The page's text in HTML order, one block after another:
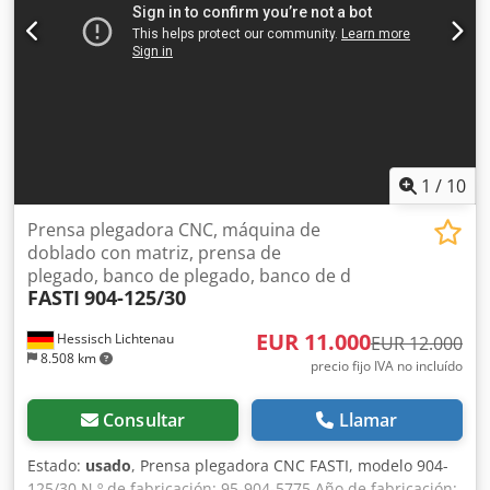
bajo mesa CNC - Desplazamiento neumático CNC de la
matriz (eje I) - Sujeción neumática de la herramienta
superior - Sujeción neumática de la herramienta inferior -
Herramientas originales EHT, partidas, superiores e
manos/pedal - Esquema eléctrico + esquema hidráulico
1 / 10
Hessisch Lichtenau
8.508 km
Prensa plegadora CNC, máquina de
doblado con matriz, prensa de
plegado, banco de plegado, banco de d
FASTI 904-125/30
EUR 11.000EUR 12.000
precio fijo IVA no incluído
Consultar Llamar
Estado: usado, Prensa plegadora CNC FASTI, modelo 904-